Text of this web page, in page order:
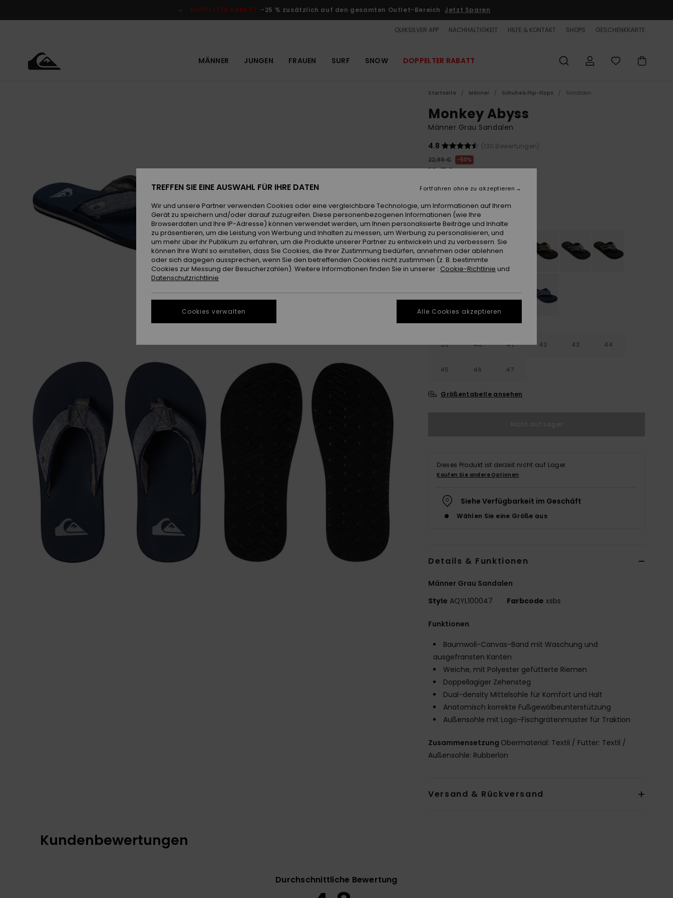
DOPPELTER RABATT -25 % zusätzlich auf den gesamten Outlet-Bereich Jetzt Sparen
QUIKSILVER APP NACHHALTIGKEIT HILFE & KONTAKT SHOPS GESCHENKKARTE
MÄNNER JUNGEN FRAUEN SURF SNOW DOPPELTER RABATT
Startseite Männer Schuhe& Flip-Flops Sandalen
Monkey Abyss
Männer Grau Sandalen
4.8
(130 Bewertungen)
22,99 €
50%
11,50 €
OUTLET
FarbeGrey/blue/grey
39 40 41 42 43 44
45 46 47
Größentabelle ansehen
Dieses Produkt ist derzeit nicht auf Lager.
Kaufen Sie andere Optionen
Siehe Verfügbarkeit im Geschäft
Wählen Sie eine Größe aus
Details & Funktionen
Männer Grau Sandalen
Style AQYL100047 Farbcode xsbs
Funktionen
Baumwoll-Canvas-Band mit Waschung und
ausgefransten Kanten
Weiche, mit Polyester gefütterte Riemen
Doppellagiger Zehensteg
Dual-density Mittelsohle für Komfort und Halt
Anatomisch korrekte Fußgewölbeunterstützung
Außensohle mit Logo-Fischgrätenmuster für Traktion
Zusammensetzung Obermaterial: Textil / Futter: Textil /
Außensohle: Rubberlon
Versand & Rückversand
Kundenbewertungen
Durchschnittliche Bewertung
TREFFEN SIE EINE AUSWAHL FÜR IHRE DATEN
Wir und unsere Partner verwenden Cookies oder eine vergleichbare Technologie, um Informationen auf Ihrem
Gerät zu speichern und/oder darauf zuzugreifen. Diese personenbezogenen Informationen (wie Ihre
Browserdaten und Ihre IP-Adresse) können verwendet werden, um Ihnen personalisierte Beiträge und Inhalte
zu präsentieren, um die Leistung von Werbung und Inhalten zu messen, um Werbung zu personalisieren, und
um mehr über ihr Publikum zu erfahren, um die Produkte unserer Partner zu entwickeln und zu verbessern. Sie
können Ihre Wahl so einstellen, dass Sie Cookies, die Ihrer Zustimmung bedürfen, annehmen oder ablehnen
oder sich dagegen aussprechen, wenn Sie den betreffenden Cookies nicht zustimmen (z. B. bestimmte
Cookies zur Messung der Besucherzahlen). Weitere Informationen finden Sie in unserer : Cookie-Richtlinie und
Datenschutzrichtlinie
Cookies verwalten
Fortfahren ohne zu akzeptieren
Alle Cookies akzeptieren